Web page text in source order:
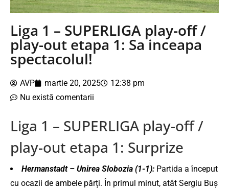
Liga 1 – SUPERLIGA play-off /
play-out etapa 1: Sa inceapa
spectacolul!
AVP martie 20, 2025
12:38 pm
Nu există comentarii
Liga 1 – SUPERLIGA play-off /
play-out etapa 1: Surprize
Hermanstadt – Unirea Slobozia (1-1): Partida a început
cu ocazii de ambele părți. În primul minut, atât Sergiu Buș